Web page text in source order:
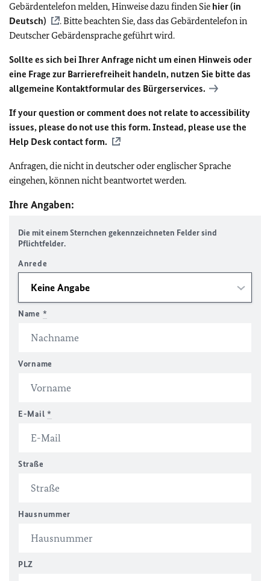
Gebärdentelefon melden, Hinweise dazu finden Sie hier (in
Deutsch)
. Bitte beachten Sie, dass das Gebärdentelefon in
Deutscher Gebärdensprache geführt wird.
Sollte es sich bei Ihrer Anfrage nicht um einen Hinweis oder
eine Frage zur Barrierefreiheit handeln, nutzen Sie bitte das
allgemeine Kontaktformular des Bürgerservices.
If your question or comment does not relate to accessibility
issues, please do not use this form. Instead, please use the
Help Desk contact form.
Anfragen, die nicht in deutscher oder englischer Sprache
eingehen, können nicht beantwortet werden.
Ihre Angaben:
Die mit einem Sternchen gekennzeichneten Felder sind
Pflichtfelder.
Anrede
Name *
Vorname
E-Mail *
Straße
Hausnummer
PLZ